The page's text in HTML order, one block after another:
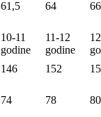
61,5 64 66
10-11
godine
11-12
godine
146 152
74 78 80